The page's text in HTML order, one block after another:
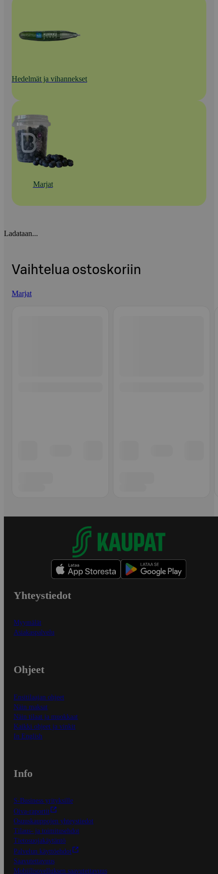
Hedelmät ja vihannekset
Marjat
Ladataan...
Vaihtelua ostoskoriin
Marjat
Yhteystiedot
Myymälät
Asiakaspalvelu
Ohjeet
Ensitilaajan ohjeet
Näin maksat
Näin tilaat ja muokkaat
Kaikki ohjeet ja vinkit
In English
Info
S-Business yrityksille
Oiva-raportit
Osuuskauppojen yhteystiedot
Tilaus- ja toimitusehdot
Tietosuojakäytäntö
Palvelun käyttöehdot
Saavutettavuus
Mobiilisovelluksen saavutettavuus